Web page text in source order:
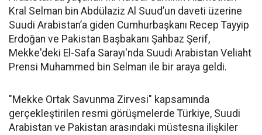
Kral Selman bin Abdülaziz Al Suud’un daveti üzerine
Suudi Arabistan’a giden Cumhurbaşkanı Recep Tayyip
Erdoğan ve Pakistan Başbakanı Şahbaz Şerif,
Mekke'deki El-Safa Sarayı'nda Suudi Arabistan Veliaht
Prensi Muhammed bin Selman ile bir araya geldi.
"Mekke Ortak Savunma Zirvesi" kapsamında
gerçekleştirilen resmi görüşmelerde Türkiye, Suudi
Arabistan ve Pakistan arasındaki müstesna ilişkiler